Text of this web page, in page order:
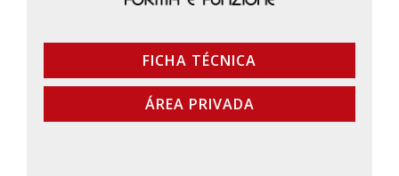
FICHA TÉCNICA
ÁREA PRIVADA